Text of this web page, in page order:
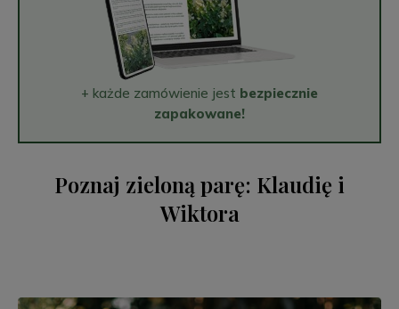
+ każde zamówienie jest bezpiecznie
zapakowane!
Poznaj zieloną parę: Klaudię i
Wiktora